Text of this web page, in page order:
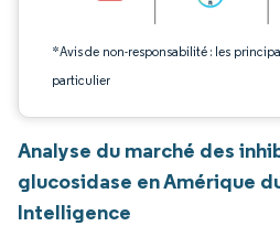
*Avis de non-responsabilité : les
particulier
Analyse du marché des
glucosidase en Amérique
Intelligence